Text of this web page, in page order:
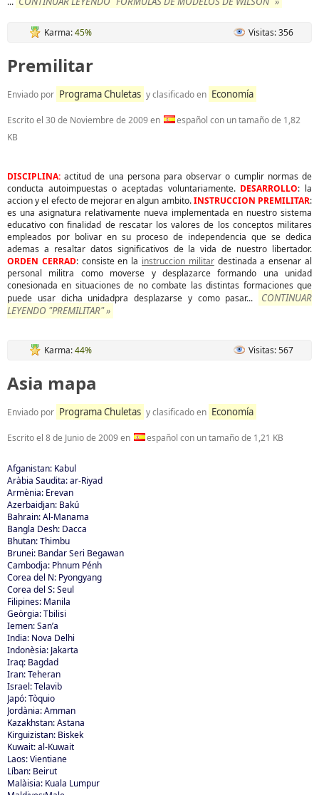
Karma:45% Visitas: 356
Premilitar
Enviado por Programa Chuletas y clasificado en Economía
Escrito el 30 de Noviembre de 2009en
español con un tamaño de 1,82
KB
DISCIPLINA: actitud de una persona para observar o cumplir normas de
conducta autoimpuestas o aceptadas voluntariamente. DESARROLLO: la
accion y el efecto de mejorar en algun ambito.INSTRUCCION PREMILITAR:
es una asignatura relativamente nueva implementada en nuestro sistema
educativo con finalidad de rescatar los valores de los conceptos militares
empleados por bolivar en su proceso de independencia que se dedica
ademas a resaltar datos significativos de la vida de nuestro libertador.
ORDEN CERRAD: consiste en la instruccion militardestinada a ensenar al
personal militra como moverse y desplazarce formando una unidad
conesionada en situaciones de no combate las distintas formaciones que
puede usar dicha unidadpra desplazarse y como pasar...
CONTINUAR
LEYENDO "PREMILITAR" »
Karma:44% Visitas: 567
Asia mapa
Enviado por Programa Chuletas y clasificado en Economía
Escrito el 8 de Junio de 2009en español con un tamaño de 1,21 KB
Afganistan: Kabul
Aràbia Saudita: ar-Riyad
Armènia: Erevan
Azerbaidjan: Bakú
Bahrain: Al-Manama
Bangla Desh: Dacca
Bhutan: Thimbu
Brunei: Bandar Seri Begawan
Cambodja: Phnum Pénh
Corea del N: Pyongyang
Corea del S: Seul
Filipines: Manila
Geòrgia: Tbilisi
Iemen: San’a
India: Nova Delhi
Indonèsia: Jakarta
Iraq: Bagdad
Iran: Teheran
Israel: Telavib
Japó: Tòquio
Jordània: Amman
Kazakhstan: Astana
Kirguizistan: Biskek
Kuwait: al-Kuwait
Laos: Vientiane
Líban: Beirut
Malàisia: Kuala Lumpur